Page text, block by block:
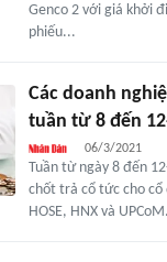
Genco 2 với giá khởi
phiếu...
Các doanh
tuần từ 8 đến
06/3/2021
Tuần từ ngày 8 đến
chốt trả cổ tức cho cổ
HOSE, HNX và UPCoM.